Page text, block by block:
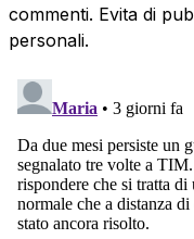
commenti. Evita di
personali.